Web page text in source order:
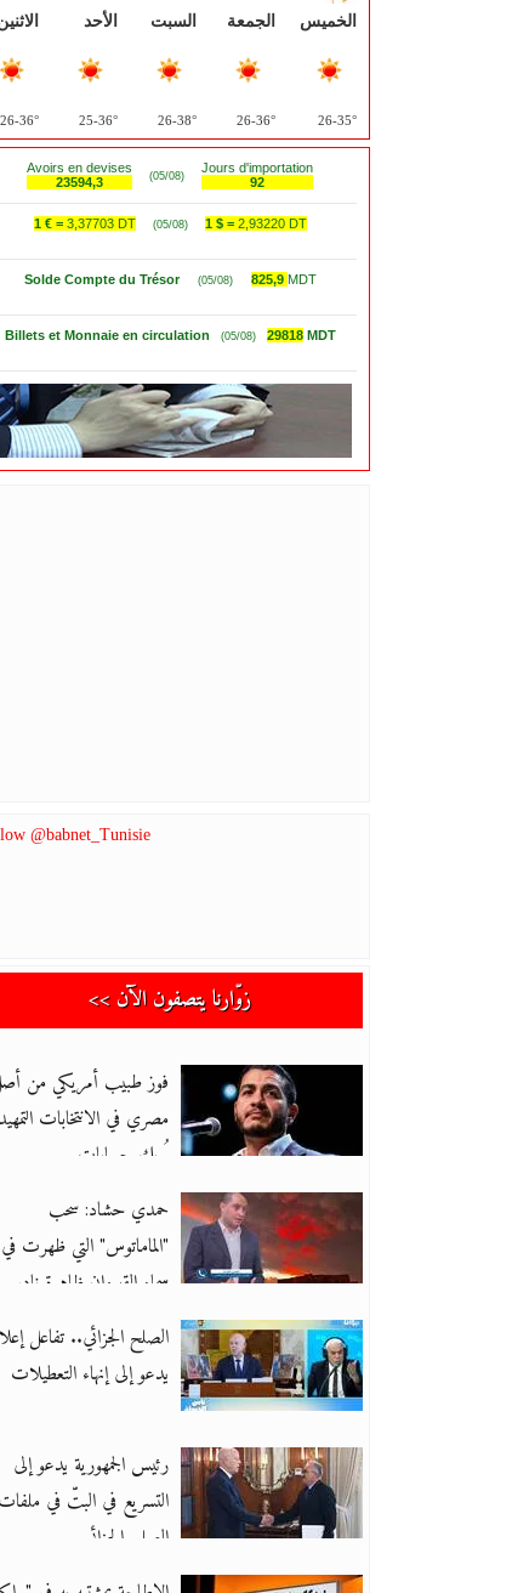
الخميس الجمعة السبت الأحد
35°-26
36°-26
38°-26
36°-25
36°-26
Avoirs en devises
23594,3
(05/08)
Jours d'importation
92
1 € = 3,37703 DT (05/08) 1 $ = 2,93220 DT
Solde Compte du Trésor (05/08) 825,9 MDT
Billets et Monnaie en circulation (05/08) 29818MDT
@babnet_Tunisie
زوّارنا يتصفون الآن >>
فوز طبيب أمريكي من
مصري في الانتخابات
يُربك حسابات
حمدي حشاد: سحب
"الماماتوس" التي ظهرت في
سماء القيروان ظاهرة نادر
الصلح الجزائي.. تفاعل
يدعو إلى إنهاء التعطيلات
رئيس الجمهورية يدعو إلى
التسريع في البتّ في ملفات
الصلح الجزائي